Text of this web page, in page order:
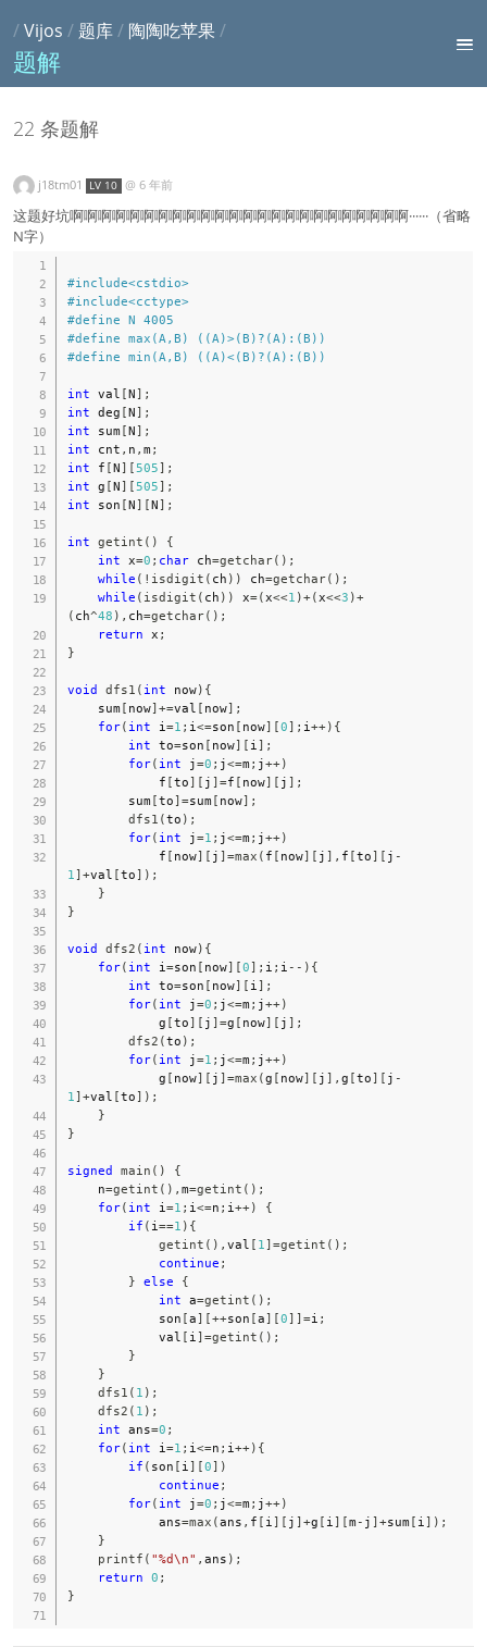
/Vijos / 题库/ 陶陶吃苹果/
题解
22 条题解
j18tm01 LV 10 @ 6 年前
这题好坑啊啊啊啊啊啊啊啊啊啊啊啊啊啊啊啊啊啊啊啊啊啊啊啊······（省略
N字）
#include<cstdio>
#include<cctype>
#define N 4005
#define max (A , B ) ( (A )>(B ) ? (A ) : (B ) )
#define min (A , B ) ( (A )<(B ) ? (A ) : (B ) )
int val [N] ;
int deg [N] ;
int sum [N] ;
int cnt , n , m ;
int f [N] [ 505] ;
int g [N] [ 505] ;
int son [N] [N] ;
int getint ( )
{
int x=0 ; char ch=getchar( ) ;
while ( ! isdigit ( ch ) ) ch=getchar( ) ;
while ( isdigit ( ch ) ) x=( x<<1 )+( x<<3 )+
( ch^48 ) , ch=getchar( ) ;
return x ;
}
void dfs1 ( int now) {
    sum
[ now]+=val [ now] ;
for( int i =1 ; i <=son [ now] [0] ; i ++) {
int to=son [ now] [ i ] ;
for( int j=0 ; j<=m ; j++)
            f
[to] [ j ]=f [ now] [ j ] ;
        sum
[to]=sum [ now] ;
dfs1 (to ) ;
for( int j=1 ; j<=m ; j++)
            f
[ now] [ j ]=max ( f [ now] [ j ] , f [to] [ j -
1 ]+val [to] ) ;
}
}
void dfs2 ( int now) {
for( int i =son [ now] [0] ; i ; i -- ) {
int to=son [ now] [ i ] ;
for( int j=0 ; j<=m ; j++)
            g
[to] [ j ]=g [ now] [ j ] ;
dfs2 (to ) ;
for( int j=1 ; j<=m ; j++)
            g
[ now] [ j ]=max (g [ now] [ j ] , g [to] [ j -
1 ]+val [to] ) ;
}
}
signed main ( )
{
    n
=getint ( ) , m=getint ( ) ;
for( int i =1 ; i <=n ; i ++)
{
if ( i ==1 ) {
getint ( ) , val [ 1 ]=getint ( ) ;
continue ;
} else
{
int a=getint ( ) ;
            son
[a] [++son [a] [0] ]=i ;
            val
[ i ]=getint ( ) ;
}
}
dfs1 ( 1 ) ;
dfs2 ( 1 ) ;
int ans=0 ;
for( int i =1 ; i <=n ; i ++) {
if ( son [ i ] [0] )
continue ;
for( int j=0 ; j<=m ; j++)
            ans
=max (ans , f [ i ] [ j ]+g [ i ] [m - j ]+sum [ i ] ) ;
}
printf ( "%d\n" , ans ) ;
return 0 ;
}